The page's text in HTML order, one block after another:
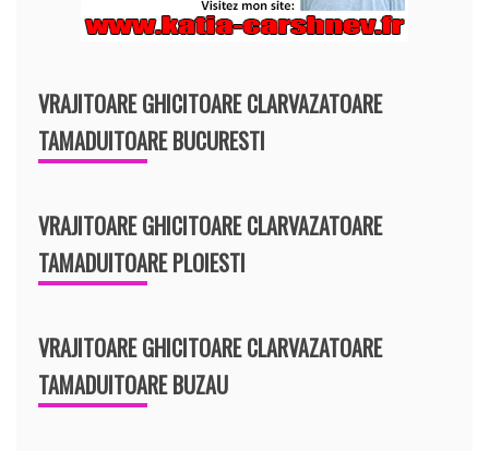
VRAJITOARE GHICITOARE CLARVAZATOARE
TAMADUITOARE BUCURESTI
VRAJITOARE GHICITOARE CLARVAZATOARE
TAMADUITOARE PLOIESTI
VRAJITOARE GHICITOARE CLARVAZATOARE
TAMADUITOARE BUZAU